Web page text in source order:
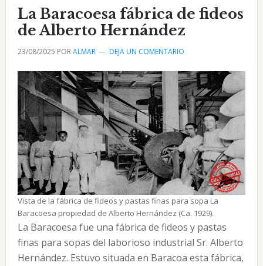
banqueros
de
Baracoa
La Baracoesa fábrica de fideos
de Alberto Hernández
23/08/2025 PORALMAR DEJA UN COMENTARIO
Vista de la fábrica de fideos y pastas finas para sopa La
Baracoesa propiedad de Alberto Hernández (Ca. 1929).
La Baracoesa fue una fábrica de fideos y pastas
finas para sopas del laborioso industrial Sr. Alberto
Hernández. Estuvo situada en Baracoa esta fábrica,